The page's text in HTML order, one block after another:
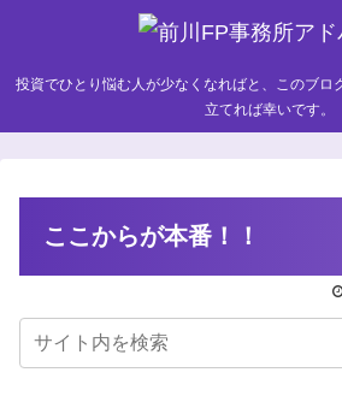
投資でひとり悩む人が少なくなればと、このブロ
立てれば幸いです。
ここからが本番！！